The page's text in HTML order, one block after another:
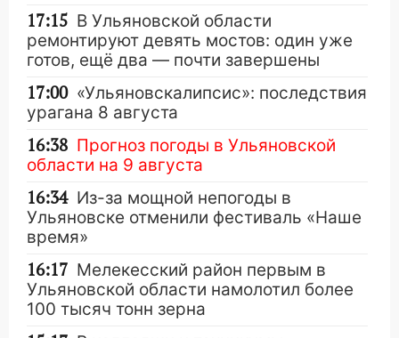
17:15 В Ульяновской области
ремонтируют девять мостов: один уже
готов, ещё два — почти завершены
17:00 «Ульяновскалипсис»: последствия
урагана 8 августа
16:38 Прогноз погоды в Ульяновской
области на 9 августа
16:34 Из-за мощной непогоды в
Ульяновске отменили фестиваль «Наше
время»
16:17 Мелекесский район первым в
Ульяновской области намолотил более
100 тысяч тонн зерна